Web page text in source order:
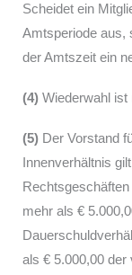
Scheidet ein
Amtsperiode aus,
der Amtszeit ein
(4) Wiederwahl ist
(5) Der Vorstand
Innenverhältnis
mehr als €
als € 5.000,00